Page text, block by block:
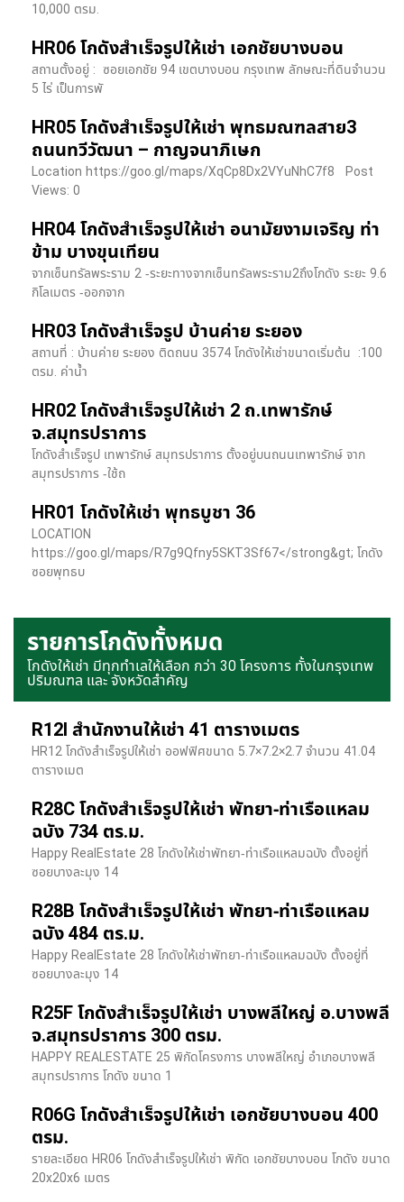
10,000 ตรม.
HR06 โกดังสำเร็จรูปให้เช่า เอกชัยบางบอน
สถานตั้งอยู่ : ซอยเอกชัย 94 เขตบางบอน กรุงเทพ ลักษณะที่ดินจำนวน
5 ไร่ เป็นการพั
HR05 โกดังสำเร็จรูปให้เช่า พุทธมณฑลสาย3
ถนนทวีวัฒนา – กาญจนาภิเษก
Location https://goo.gl/maps/XqCp8Dx2VYuNhC7f8 Post
Views: 0
HR04 โกดังสำเร็จรูปให้เช่า อนามัยงามเจริญ ท่า
ข้าม บางขุนเทียน
จากเซ็นทรัลพระราม 2 -ระยะทางจากเซ็นทรัลพระราม2ถึงโกดัง ระยะ 9.6
กิโลเมตร -ออกจาก
HR03 โกดังสำเร็จรูป บ้านค่าย ระยอง
สถานที่ : บ้านค่าย ระยอง ติดถนน 3574 โกดังให้เช่าขนาดเริ่มต้น :100
ตรม. ค่าน้ำ
HR02 โกดังสำเร็จรูปให้เช่า 2 ถ.เทพารักษ์
จ.สมุทรปราการ
โกดังสำเร็จรูป เทพารักษ์ สมุทรปราการ ตั้งอยู่บนถนนเทพารักษ์ จาก
สมุทรปราการ -ใช้ถ
HR01 โกดังให้เช่า พุทธบูชา 36
LOCATION
https://goo.gl/maps/R7g9Qfny5SKT3Sf67</strong&gt; โกดัง
ซอยพุทธบ
รายการโกดังทั้งหมด
โกดังให้เช่า มีทุกทำเลให้เลือก กว่า 30 โครงการ ทั้งในกรุงเทพ
ปริมณฑล และ จังหวัดสำคัญ
R12I สำนักงานให้เช่า 41 ตารางเมตร
HR12 โกดังสำเร็จรูปให้เช่า ออฟฟิศขนาด 5.7×7.2×2.7 จำนวน 41.04
ตารางเมต
R28C โกดังสำเร็จรูปให้เช่า พัทยา-ท่าเรือแหลม
ฉบัง 734 ตร.ม.
Happy RealEstate 28 โกดังให้เช่าพัทยา-ท่าเรือแหลมฉบัง ตั้งอยู่ที่
ซอยบางละมุง 14
R28B โกดังสำเร็จรูปให้เช่า พัทยา-ท่าเรือแหลม
ฉบัง 484 ตร.ม.
Happy RealEstate 28 โกดังให้เช่าพัทยา-ท่าเรือแหลมฉบัง ตั้งอยู่ที่
ซอยบางละมุง 14
R25F โกดังสำเร็จรูปให้เช่า บางพลีใหญ่ อ.บางพลี
จ.สมุทรปราการ 300 ตรม.
HAPPY REALESTATE 25 พิกัดโครงการ บางพลีใหญ่ อำเภอบางพลี
สมุทรปราการ โกดัง ขนาด 1
R06G โกดังสำเร็จรูปให้เช่า เอกชัยบางบอน 400
ตรม.
รายละเอียด HR06 โกดังสำเร็จรูปให้เช่า พิกัด เอกชัยบางบอน โกดัง ขนาด
20x20x6 เมตร